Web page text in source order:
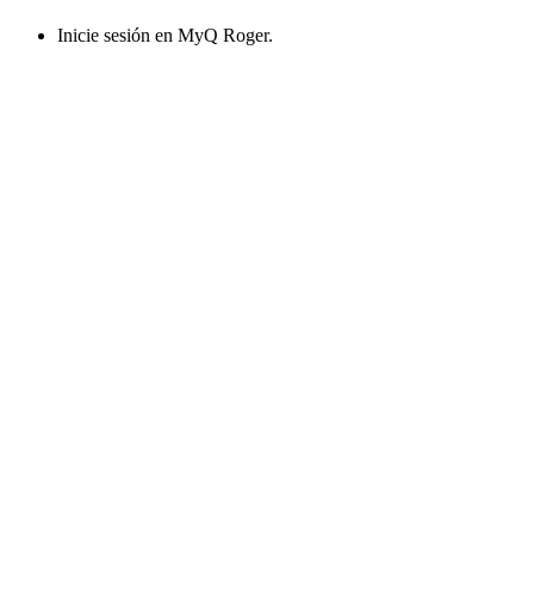
Inicie sesión en MyQ Roger.